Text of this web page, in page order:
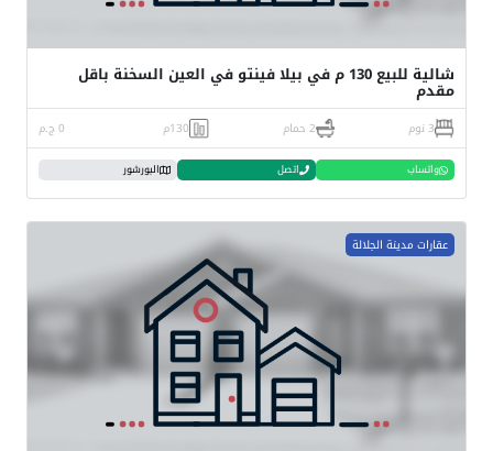
شالية للبيع 130 م في بيلا فينتو في العين السخنة باقل
مقدم
3 نوم 2 حمام 130م 0 ج.م
واتساب اتصل البورشور
عقارات مدينة الجلالة